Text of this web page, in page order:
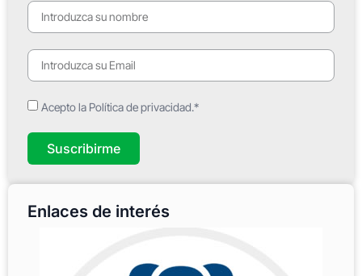
Acepto la Política de privacidad.*
Suscribirme
Enlaces de interés